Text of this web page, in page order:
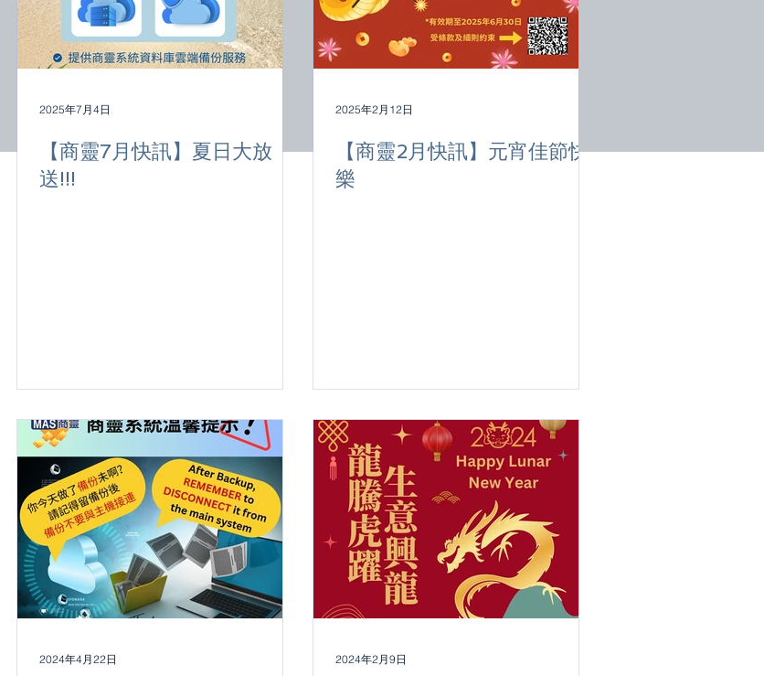
【商靈7月快訊】夏日大放
送!!!
2025年7月4日
【商靈2月快訊】元宵佳節快
樂
2025年2月12日
2024年4月22日 2024年2月9日